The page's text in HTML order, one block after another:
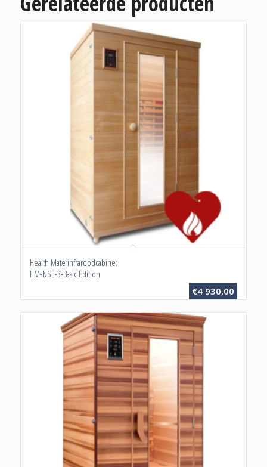
Health Mate infraroodcabine:
HM-NSE-3-Basic Edition
€4 930,00